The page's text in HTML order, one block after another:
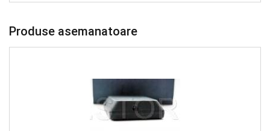
Produse asemanatoare